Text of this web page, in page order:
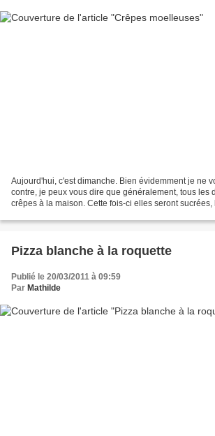
Aujourd'hui, c'est dimanche. Bien évidemment je ne
contre, je peux vous dire que généralement, tous les
crêpes à la maison. Cette fois-ci elles seront
Pizza blanche à la roquette
Publié le 20/03/2011 à 09:59
Par Mathilde